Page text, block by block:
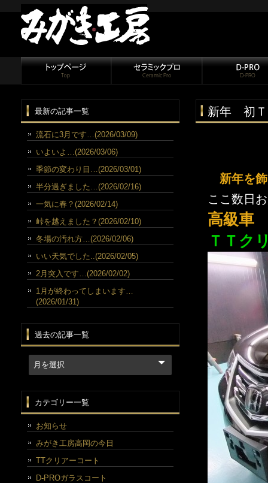
新年 初Ｔ
新年を
ここ数日
高級車
ＴＴク
最新の記事一覧
流石に3月です…(2026/03/09)
いよいよ…(2026/03/06)
季節の変わり目…(2026/03/01)
半分過ぎました…(2026/02/16)
一気に春？(2026/02/14)
峠を越えました？(2026/02/10)
冬場の汚れ方…(2026/02/06)
いい天気でした..(2026/02/05)
2月突入です…(2026/02/02)
1月が終わってしまいます…
(2026/01/31)
過去の記事一覧
カテゴリー一覧
お知らせ
みがき工房高岡の今日
TTクリアーコート
D-PROガラスコート